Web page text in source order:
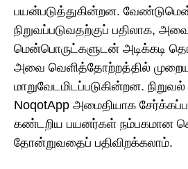
பயன்படுத்துகின்றன.
நிறுவப்படுவதற்குப் பதிலாக,
மென்பொருட்களுடன் அடிக்கடி
அவை வெளித்தோற்றத்தில்
மாறுவேடமிடப்படுகின்றன.
NoqotApp அமைதியாக
கண்டறிய பயனர்கள் நம்பகமான
தோன்றுவதைப் பதிவிறக்கலாம்.